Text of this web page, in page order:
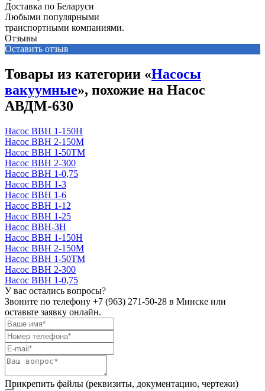
Доставка по Беларуси
Любыми популярными
транспортными компаниями.
Отзывы
Оставить отзыв
Товары из категории «Насосы
вакуумные», похожие на Насос
АВДМ-630
Насос ВВН 1-150Н
Насос ВВН 2-150М
Насос ВВН 1-50ТМ
Насос ВВН 2-300
Насос ВВН 1-0,75
Насос ВВН 1-3
Насос ВВН 1-6
Насос ВВН 1-12
Насос ВВН 1-25
Насос ВВН-3Н
Насос ВВН 1-150Н
Насос ВВН 2-150М
Насос ВВН 1-50ТМ
Насос ВВН 2-300
Насос ВВН 1-0,75
У вас остались вопросы?
Звоните по телефону +7 (963) 271-50-28 в Минске или
оставьте заявку онлайн.
Прикрепить файлы (реквизиты, документацию, чертежи)